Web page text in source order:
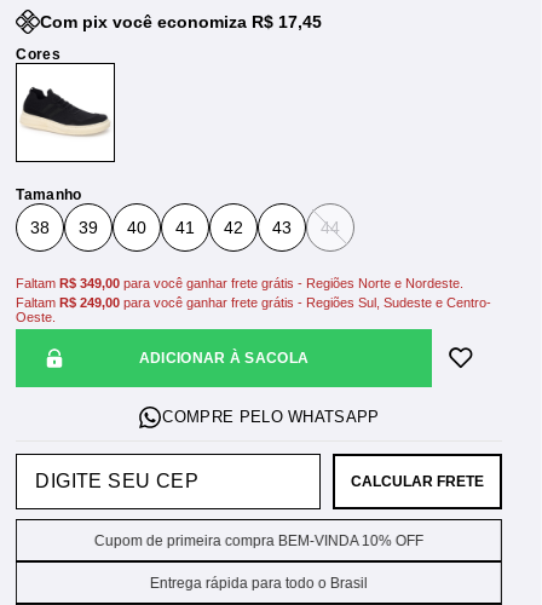
Com pix você economiza R$ 17,45
Tamanho
38 39 40 41 42 43 44
ADICIONAR À SACOLA
FaltamR$ 349,00 para você ganhar frete grátis - Regiões Norte e Nordeste.
FaltamR$ 249,00 para você ganhar frete grátis - Regiões Sul, Sudeste e Centro-
Oeste.
CALCULAR FRETE
Cupom de primeira compra BEM-VINDA 10% OFF
Entrega rápida para todo o Brasil